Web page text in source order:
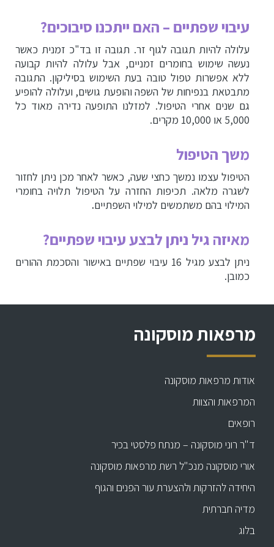
עיבוי שפתיים – האם ייתכנו סיבוכים?
עלולה להיות תגובה לגוף זר. תגובה זו בד"כ זמנית כאשר
נעשה שימוש בחומרים זמניים, אבל עלולה להיות קבועה
ללא אפשרות טפול טובה בעת השימוש בסיליקון. התגובה
מתבטאת בנפיחות של השפה והופעת גושים, ועלולה להופיע
גם שנים אחרי הטיפול. למזלנו התופעה נדירה מאוד כל
5,000 או 10,000 מקרים.
משך הטיפול
הטיפול עצמו נמשך כחצי שעה, כאשר לאחר מכן ניתן לחזור
לשגרה מלאה. תכיפות החזרה על הטיפול תלויה בחומרי
המילוי בהם משתמשים למילוי השפתיים.
מאיזה גיל ניתן לבצע עיבוי שפתיים?
ניתן לבצע מגיל 16 עיבוי שפתיים באישור והסכמת ההורים
כמובן.
מרפאות מוסקונה
אודות מרפאות מוסקונה
המרפאות והצוות
רופאים
ד"ר רוני מוסקונה – מנתח פלסטי בכיר
אורי מוסקונה מנכ"ל רשת מרפאות מוסקונה
היחידה להזרקות ולהצערת עור הפנים והגוף
מדיה חברתית
בלוג